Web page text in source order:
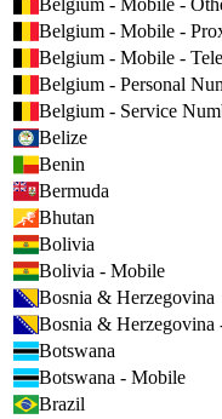
Belgium - Mobile -
Belgium - Mobile -
Belgium - Mobile -
Belgium - Personal
Belgium - Service
Belize
Benin
Bermuda
Bhutan
Bolivia
Bolivia - Mobile
Bosnia & Herzegovina
Bosnia & Herzegovina
Botswana
Botswana - Mobile
Brazil